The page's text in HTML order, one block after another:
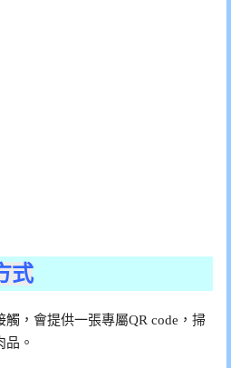
式
，會提供一張專屬QR code，掃
品。